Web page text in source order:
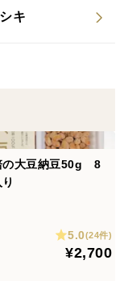
キ
の大豆納豆50g 8
5.0(24件)
¥2,700